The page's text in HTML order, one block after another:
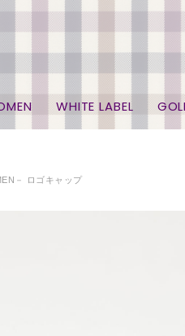
WHITE LABEL
－ ロゴキャップ